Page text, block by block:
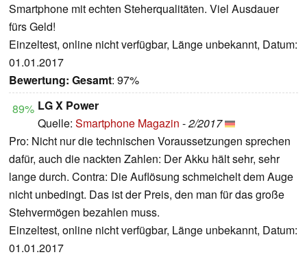
Smartphone mit echten Steherqualitäten. Viel Ausdauer
fürs Geld!
Einzeltest, online nicht verfügbar, Länge unbekannt, Datum:
01.01.2017
Bewertung: Gesamt: 97%
89% LG X Power
Quelle: Smartphone Magazin -2/2017
Pro: Nicht nur die technischen Voraussetzungen sprechen
dafür, auch die nackten Zahlen: Der Akku hält sehr, sehr
lange durch. Contra: Die Auflösung schmeichelt dem Auge
nicht unbedingt. Das ist der Preis, den man für das große
Stehvermögen bezahlen muss.
Einzeltest, online nicht verfügbar, Länge unbekannt, Datum:
01.01.2017